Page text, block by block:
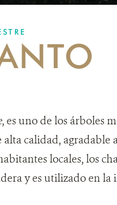
, es uno de los árboles
alta calidad, agradable
locales, los
y es utilizado en